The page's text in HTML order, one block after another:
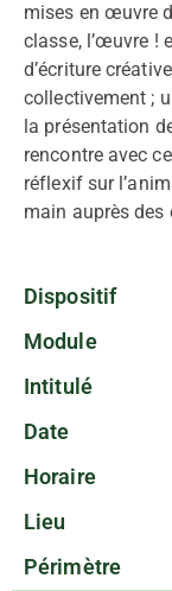
mises en œuvre
classe, l’œuvre !
d’écriture
collectivement ;
la présentation
rencontre avec
réflexif sur
main auprès des
Dispositif
Module
Intitulé
Date
Horaire
Lieu
Périmètre